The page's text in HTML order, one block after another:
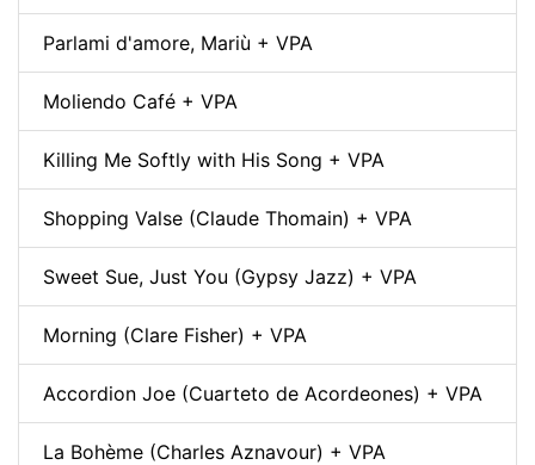
Parlami d'amore, Mariù + VPA
Moliendo Café + VPA
Killing Me Softly with His Song + VPA
Shopping Valse (Claude Thomain) + VPA
Sweet Sue, Just You (Gypsy Jazz) + VPA
Morning (Clare Fisher) + VPA
Accordion Joe (Cuarteto de Acordeones) + VPA
La Bohème (Charles Aznavour) + VPA